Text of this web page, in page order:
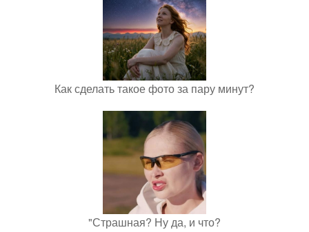
Как сделать такое фото за пару минут?
"Страшная? Ну да, и что?